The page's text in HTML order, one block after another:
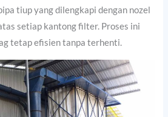
tiup yang dilengkapi dengan nozel
setiap kantong filter. Proses ini
tetap efisien tanpa terhenti.